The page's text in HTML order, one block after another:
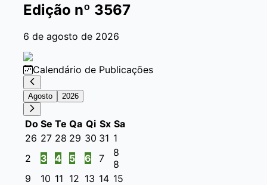
Edição nº 3567
6 de agosto de 2026
Calendário de Publicações
Agosto 2026
Do Se Te Qa Qi Sx Sa
26 27 28 29 30 31 1
2
3 4 5 6 7
8
8
9
10 11 12 13 14 15